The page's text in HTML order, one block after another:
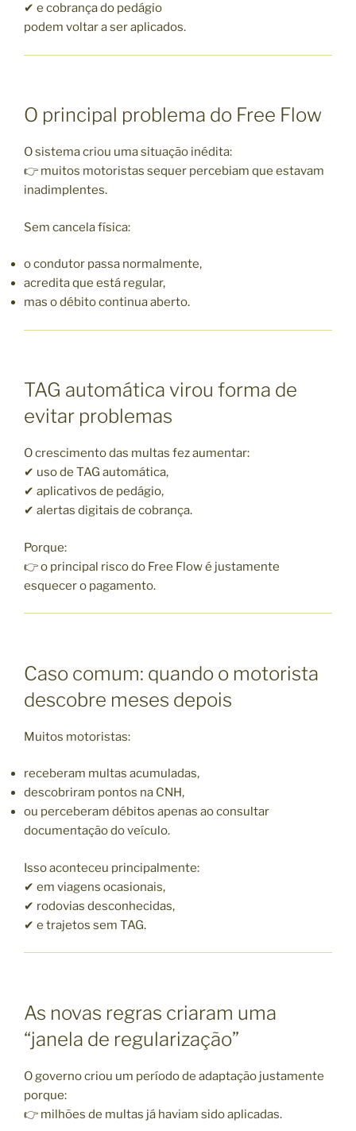
✔ e cobrança do pedágio
podem voltar a ser aplicados.
O principal problema do Free Flow
O sistema criou uma situação inédita:
👉 muitos motoristas sequer percebiam que estavam
inadimplentes.
Sem cancela física:
o condutor passa normalmente,
acredita que está regular,
mas o débito continua aberto.
TAG automática virou forma de
evitar problemas
O crescimento das multas fez aumentar:
✔ uso de TAG automática,
✔ aplicativos de pedágio,
✔ alertas digitais de cobrança.
Porque:
👉 o principal risco do Free Flow é justamente
esquecer o pagamento.
Caso comum: quando o motorista
descobre meses depois
Muitos motoristas:
receberam multas acumuladas,
descobriram pontos na CNH,
ou perceberam débitos apenas ao consultar
documentação do veículo.
Isso aconteceu principalmente:
✔ em viagens ocasionais,
✔ rodovias desconhecidas,
✔ e trajetos sem TAG.
As novas regras criaram uma
“janela de regularização”
O governo criou um período de adaptação justamente
porque:
👉 milhões de multas já haviam sido aplicadas.